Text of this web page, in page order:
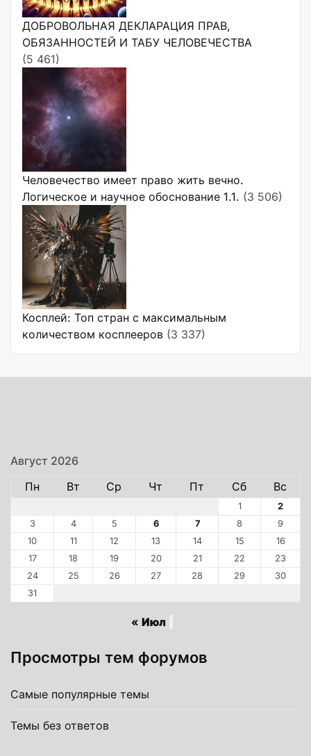
ДОБРОВОЛЬНАЯ ДЕКЛАРАЦИЯ ПРАВ,
ОБЯЗАННОСТЕЙ И ТАБУ ЧЕЛОВЕЧЕСТВА
(5 461)
Человечество имеет право жить вечно.
Логическое и научное обоснование 1.1. (3 506)
Косплей: Топ стран с максимальным
количеством косплееров (3 337)
Август 2026
Пн
Вт Ср Чт Пт Сб Вс
1
2
3
4 5 6 7 8
9
10
11 12 13 14 15
16
17
18 19 20 21 22
23
24
25 26 27 28 29
30
31
« Июл
Просмотры тем форумов
Самые популярные темы
Темы без ответов